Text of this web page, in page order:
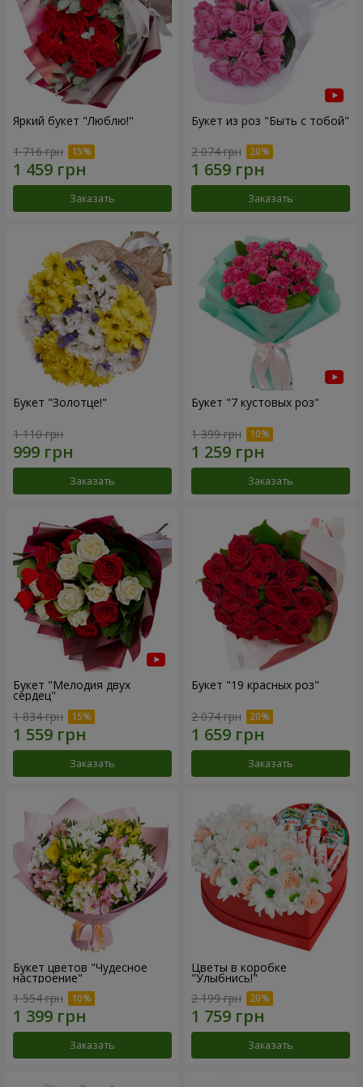
Яркий букет "Люблю!"
1 716 грн
Заказать
Букет из роз "Быть с тобой"
2 074 грн
Заказать
Букет "Золотце!"
1 110 грн
Заказать
Букет "7 кустовых роз"
1 399 грн
Заказать
Букет "Мелодия двух
сердец"
1 834 грн
Заказать
Букет "19 красных роз"
2 074 грн
Заказать
Букет цветов "Чудесное
настроение"
1 554 грн
Заказать
Цветы в коробке
"Улыбнись!"
2 199 грн
Заказать